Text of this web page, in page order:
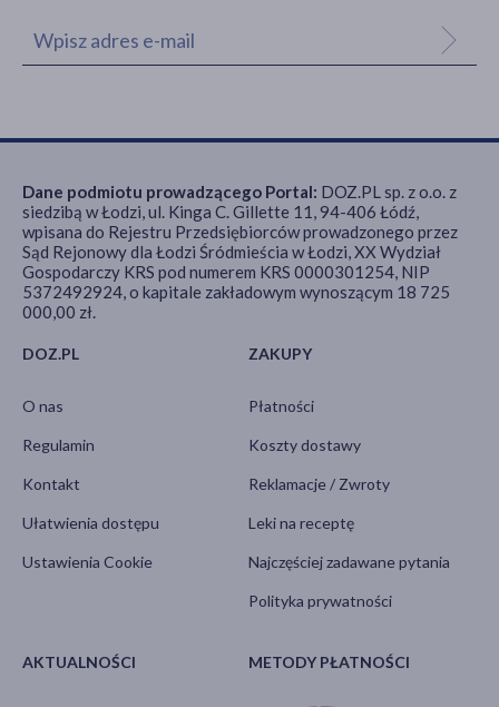
DOZ.PL
O nas
Regulamin
Kontakt
Ułatwienia dostępu
Ustawienia Cookie
ZAKUPY
Płatności
Koszty dostawy
Reklamacje / Zwroty
Leki na receptę
Najczęściej zadawane pytania
Polityka prywatności
AKTUALNOŚCI METODY PŁATNOŚCI
Dane podmiotu prowadzącego Portal: DOZ.PL sp. z o.o. z
siedzibą w Łodzi, ul. Kinga C. Gillette 11, 94-406 Łódź,
wpisana do Rejestru Przedsiębiorców prowadzonego przez
Sąd Rejonowy dla Łodzi Śródmieścia w Łodzi, XX Wydział
Gospodarczy KRS pod numerem KRS 0000301254, NIP
5372492924, o kapitale zakładowym wynoszącym 18 725
000,00 zł.